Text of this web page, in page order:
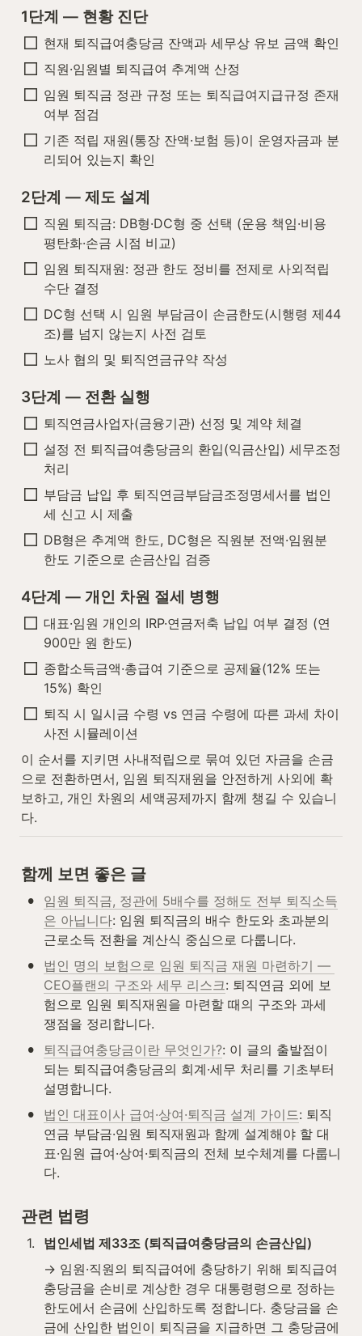
1단계 — 현황 진단
현재 퇴직급여충당금 잔액과 세무상 유보 금액 확인
직원·임원별 퇴직급여 추계액 산정
임원 퇴직금 정관 규정 또는 퇴직급여지급규정 존재
여부 점검
기존 적립 재원(통장 잔액·보험 등)이 운영자금과 분
리되어 있는지 확인
2단계 — 제도 설계
직원 퇴직금: DB형·DC형 중 선택 (운용 책임·비용
평탄화·손금 시점 비교)
임원 퇴직재원: 정관 한도 정비를 전제로 사외적립
수단 결정
DC형 선택 시 임원 부담금이 손금한도(시행령 제44
조)를 넘지 않는지 사전 검토
노사 협의 및 퇴직연금규약 작성
3단계 — 전환 실행
퇴직연금사업자(금융기관) 선정 및 계약 체결
설정 전 퇴직급여충당금의 환입(익금산입) 세무조정
처리
부담금 납입 후 퇴직연금부담금조정명세서를 법인
세 신고 시 제출
DB형은 추계액 한도, DC형은 직원분 전액·임원분
한도 기준으로 손금산입 검증
4단계 — 개인 차원 절세 병행
대표·임원 개인의 IRP·연금저축 납입 여부 결정 (연
900만 원 한도)
종합소득금액·총급여 기준으로 공제율(12% 또는
15%) 확인
퇴직 시 일시금 수령 vs 연금 수령에 따른 과세 차이
사전 시뮬레이션
이 순서를 지키면 사내적립으로 묶여 있던 자금을 손금
으로 전환하면서, 임원 퇴직재원을 안전하게 사외에 확
보하고, 개인 차원의 세액공제까지 함께 챙길 수 있습니
다.
함께 보면 좋은 글
•
임원 퇴직금, 정관에 5배수를 정해도 전부 퇴직소득
은 아닙니다: 임원 퇴직금의 배수 한도와 초과분의
근로소득 전환을 계산식 중심으로 다룹니다.
•
법인 명의 보험으로 임원 퇴직금 재원 마련하기 —
CEO플랜의 구조와 세무 리스크: 퇴직연금 외에 보
험으로 임원 퇴직재원을 마련할 때의 구조와 과세
쟁점을 정리합니다.
• 퇴직급여충당금이란 무엇인가?: 이 글의 출발점이
되는 퇴직급여충당금의 회계·세무 처리를 기초부터
설명합니다.
• 법인 대표이사 급여·상여·퇴직금 설계 가이드: 퇴직
연금 부담금·임원 퇴직재원과 함께 설계해야 할 대
표·임원 급여·상여·퇴직금의 전체 보수체계를 다룹니
다.
관련 법령
1.
법인세법 제33조 (퇴직급여충당금의 손금산입)
→ 임원·직원의 퇴직급여에 충당하기 위해 퇴직급여
충당금을 손비로 계상한 경우 대통령령으로 정하는
한도에서 손금에 산입하도록 정합니다. 충당금을 손
금에 산입한 법인이 퇴직금을 지급하면 그 충당금에